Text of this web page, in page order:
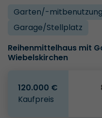
Garten/­-mitbenutzung
Garage/­Stellplatz
Reihenmittelhaus mit
Wiebelskirchen
120.000 €
Kaufpreis